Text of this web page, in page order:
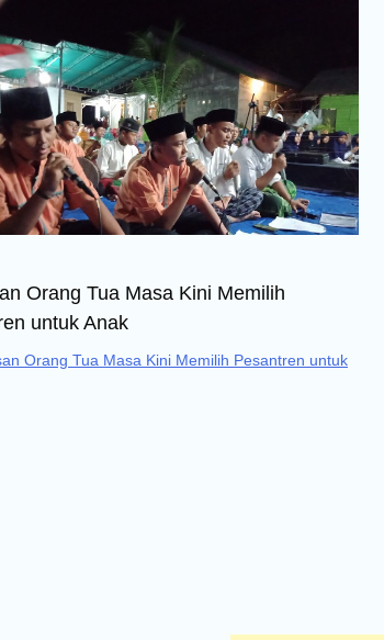
Orang Tua Masa Kini Memilih
untuk Anak